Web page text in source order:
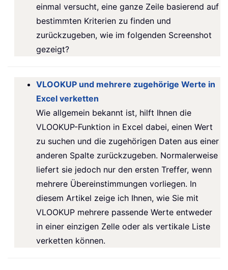
einmal versucht, eine ganze Zeile basierend auf
bestimmten Kriterien zu finden und
zurückzugeben, wie im folgenden Screenshot
gezeigt?
VLOOKUP und mehrere zugehörige Werte in
Excel verketten
Wie allgemein bekannt ist, hilft Ihnen die
VLOOKUP-Funktion in Excel dabei, einen Wert
zu suchen und die zugehörigen Daten aus einer
anderen Spalte zurückzugeben. Normalerweise
liefert sie jedoch nur den ersten Treffer, wenn
mehrere Übereinstimmungen vorliegen. In
diesem Artikel zeige ich Ihnen, wie Sie mit
VLOOKUP mehrere passende Werte entweder
in einer einzigen Zelle oder als vertikale Liste
verketten können.